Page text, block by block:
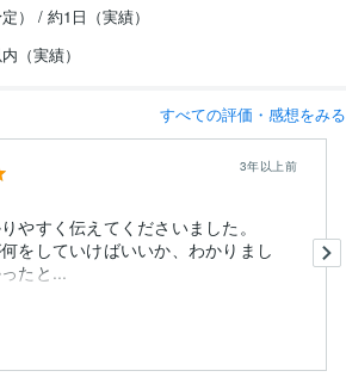
） / 約1日（実績）
（実績）
すべての評価・感想をみる
3年以上前
やすく伝えてくださいました。
をしていけばいいか、わかりまし
たと...